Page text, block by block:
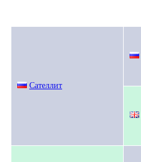
Сателлит